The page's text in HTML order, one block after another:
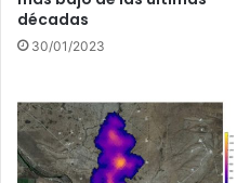
décadas
30/01/2023